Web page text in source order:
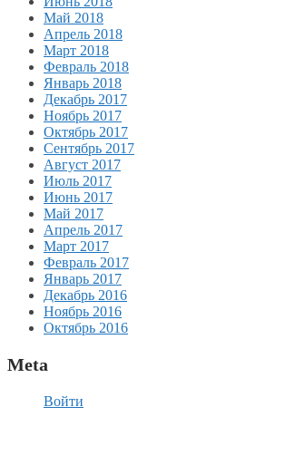
Май 2018
Апрель 2018
Март 2018
Февраль 2018
Январь 2018
Декабрь 2017
Ноябрь 2017
Октябрь 2017
Сентябрь 2017
Август 2017
Июль 2017
Июнь 2017
Май 2017
Апрель 2017
Март 2017
Февраль 2017
Январь 2017
Декабрь 2016
Ноябрь 2016
Октябрь 2016
Meta
Войти